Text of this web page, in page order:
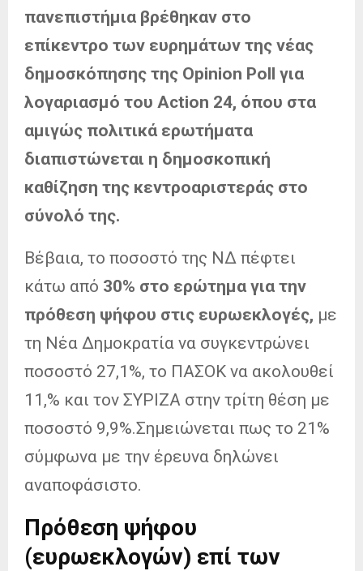
πανεπιστήμια βρέθηκαν στο
επίκεντρο των ευρημάτων της νέας
δημοσκόπησης της Opinion Poll για
λογαριασμό του Action 24, όπου στα
αμιγώς πολιτικά ερωτήματα
διαπιστώνεται η δημοσκοπική
καθίζηση της κεντροαριστεράς στο
σύνολό της.
Βέβαια, το ποσοστό της ΝΔ πέφτει
κάτω από 30% στο ερώτημα για την
πρόθεση ψήφου στις ευρωεκλογές, με
τη Νέα Δημοκρατία να συγκεντρώνει
ποσοστό 27,1%, το ΠΑΣΟΚ να ακολουθεί
11,% και τον ΣΥΡΙΖΑ στην τρίτη θέση με
ποσοστό 9,9%.Σημειώνεται πως το 21%
σύμφωνα με την έρευνα δηλώνει
αναποφάσιστο.
Πρόθεση ψήφου
(ευρωεκλογών) επί των